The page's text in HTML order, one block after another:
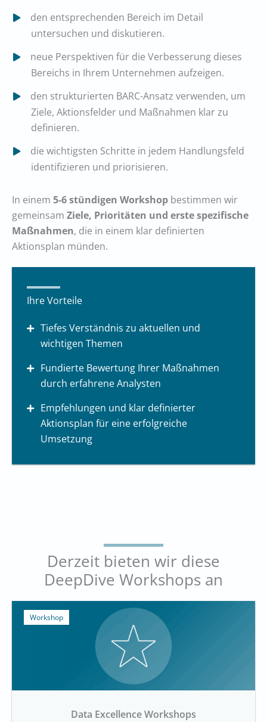
den entsprechenden Bereich im Detail
untersuchen und diskutieren.
neue Perspektiven für die Verbesserung dieses
Bereichs in Ihrem Unternehmen aufzeigen.
den strukturierten BARC-Ansatz verwenden, um
Ziele, Aktionsfelder und Maßnahmen klar zu
definieren.
die wichtigsten Schritte in jedem Handlungsfeld
identifizieren und priorisieren.
In einem 5-6 stündigen Workshop bestimmen wir
gemeinsam Ziele, Prioritäten und erste spezifische
Maßnahmen, die in einem klar definierten
Aktionsplan münden.
Ihre Vorteile
Tiefes Verständnis zu aktuellen und
wichtigen Themen
Fundierte Bewertung Ihrer Maßnahmen
durch erfahrene Analysten
Empfehlungen und klar definierter
Aktionsplan für eine erfolgreiche
Umsetzung
Derzeit bieten wir diese
DeepDive Workshops an
Workshop
Data Excellence Workshops